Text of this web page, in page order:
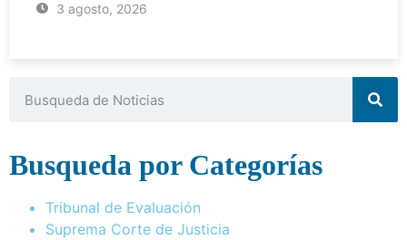
3 agosto, 2026
Busqueda por Categorías
Tribunal de Evaluación
Suprema Corte de Justicia